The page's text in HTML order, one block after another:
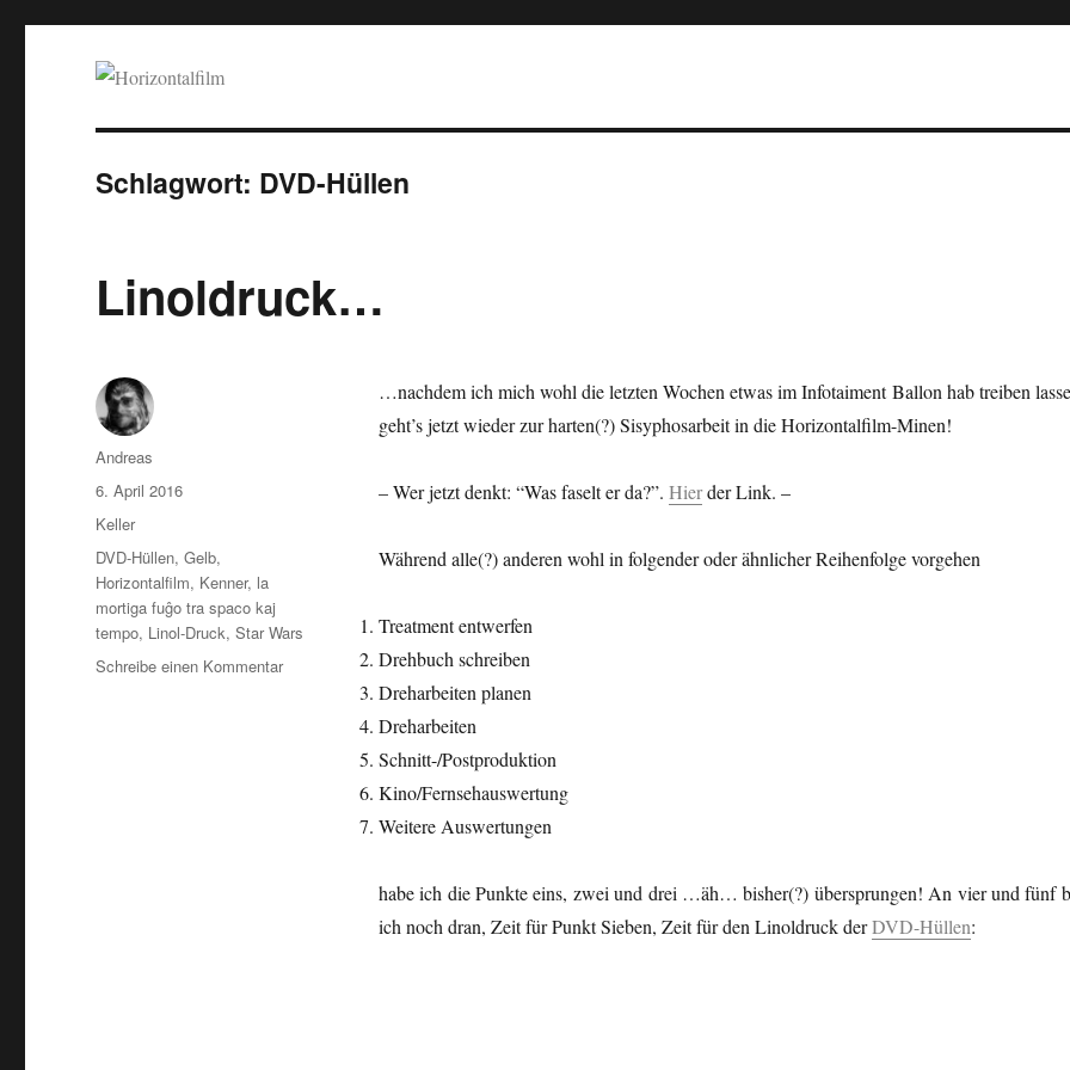
Schlagwort: DVD-Hüllen
Linoldruck…
…nachdem ich mich wohl die letzten Wochen etwas im Infotaiment Ballon hab treiben
geht’s jetzt wieder zur harten(?) Sisyphosarbeit in die Horizontalfilm-Minen!
– Wer jetzt denkt: “Was faselt er da?”. Hierder Link. –
Während alle(?) anderen wohl in folgender oder ähnlicher Reihenfolge vorgehen
Treatment entwerfen
Drehbuch schreiben
Dreharbeiten planen
Dreharbeiten
Schnitt-/Postproduktion
Kino/Fernsehauswertung
Weitere Auswertungen
habe ich die Punkte eins, zwei und drei …äh… bisher(?) übersprungen! An vier und fünf
ich noch dran, Zeit für Punkt Sieben, Zeit für den Linoldruck derDVD-Hüllen:
Autor
Andreas
Veröffentlicht
am
6. April 2016
Kategorien
Keller
Schlagwörter
DVD-Hüllen,Gelb,
Horizontalfilm, Kenner, la
mortiga fuĝo tra spaco kaj
tempo, Linol-Druck,Star Wars
Schreibe einen Kommentarzu
Linoldruck…